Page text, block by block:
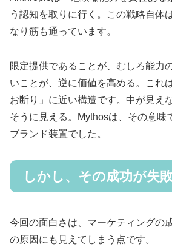
う認知を取りに行く。この戦略自体
なり筋も通っています。
限定提供であることが、むしろ能力
いことが、逆に価値を高める。これ
お断り」に近い構造です。中が見え
そうに見える。Mythosは、その意味
ブランド装置でした。
しかし、その成功が失
今回の面白さは、マーケティングの
の原因にも見えてしまう点です。